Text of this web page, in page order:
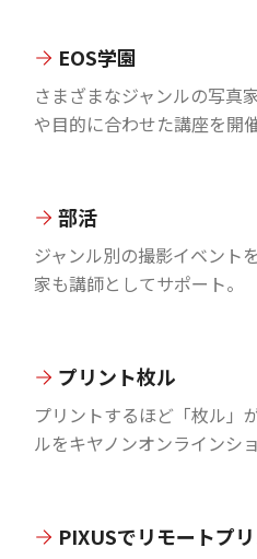
EOS学園
さまざまなジャンルの写真
や目的に合わせた講座を開催
部活
ジャンル別の撮影イベント
家も講師としてサポート。
プリント枚ル
プリントするほど「枚ル」
ルをキヤノンオンラインシ
PIXUSでリモートプ